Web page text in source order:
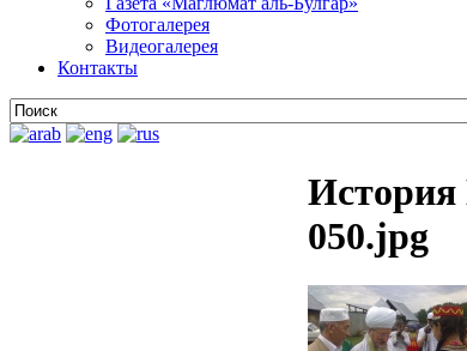
Фотогалерея
Видеогалерея
Контакты
050.jpg